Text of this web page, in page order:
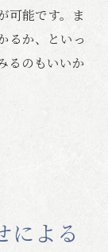
可能です。ま
るか、といっ
るのもいいか
による